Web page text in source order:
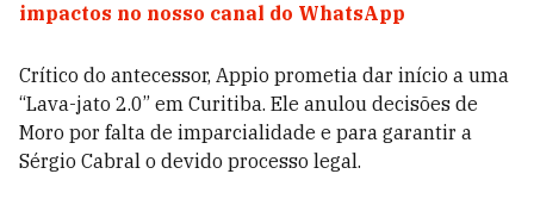
impactos no nosso canal do WhatsApp
Crítico do antecessor, Appio prometia dar início a uma
“Lava-jato 2.0” em Curitiba. Ele anulou decisões de
Moro por falta de imparcialidade e para garantir a
Sérgio Cabral o devido processo legal.